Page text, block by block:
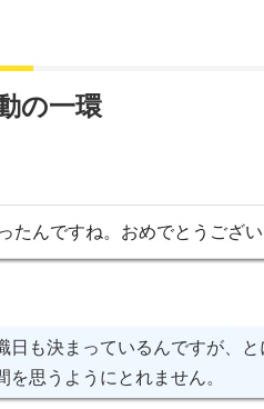
の一環
たんですね。おめでとうござ
日も決まっているんですが、
思うようにとれません。